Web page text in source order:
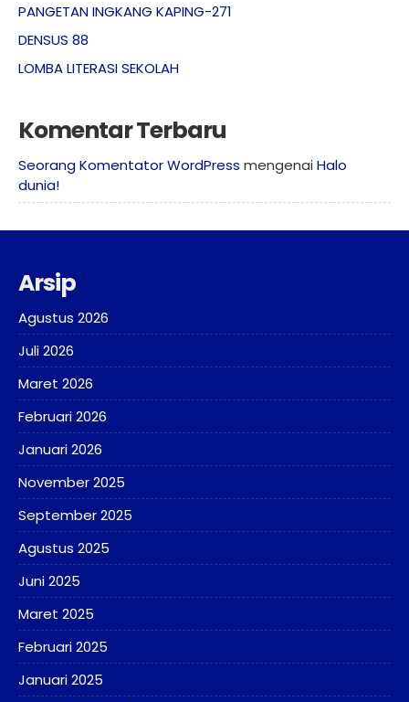
PANGETAN INGKANG KAPING-271
DENSUS 88
LOMBA LITERASI SEKOLAH
Komentar Terbaru
Seorang Komentator WordPress mengenai Halo
dunia!
Arsip
Agustus 2026
Juli 2026
Maret 2026
Februari 2026
Januari 2026
November 2025
September 2025
Agustus 2025
Juni 2025
Maret 2025
Februari 2025
Januari 2025